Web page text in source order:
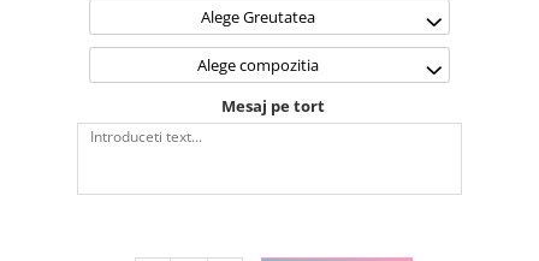
Alege Greutatea
Alege compozitia
Mesaj pe tort